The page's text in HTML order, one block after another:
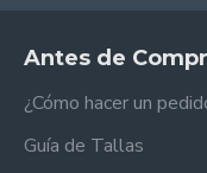
Antes de
¿Cómo hacer un
Guía de Tallas